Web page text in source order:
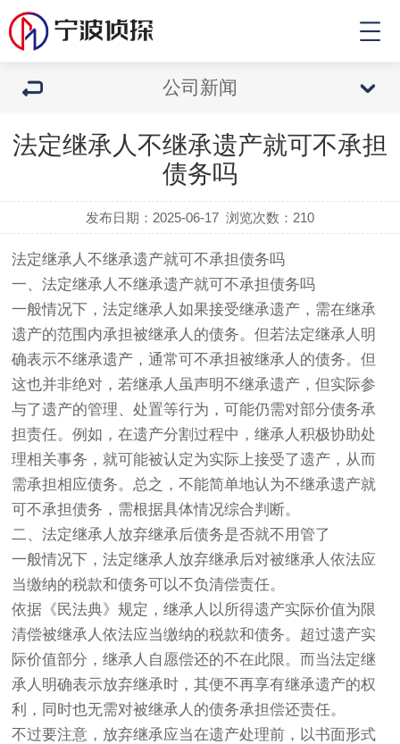
公司新闻
法定继承人不继承遗产就可不承担
债务吗
发布日期：2025-06-17 浏览次数： 210
法定继承人不继承遗产就可不承担债务吗
一、法定继承人不继承遗产就可不承担债务吗
一般情况下，法定继承人如果接受继承遗产，需在继承
遗产的范围内承担被继承人的债务。但若法定继承人明
确表示不继承遗产，通常可不承担被继承人的债务。但
这也并非绝对，若继承人虽声明不继承遗产，但实际参
与了遗产的管理、处置等行为，可能仍需对部分债务承
担责任。例如，在遗产分割过程中，继承人积极协助处
理相关事务，就可能被认定为实际上接受了遗产，从而
需承担相应债务。总之，不能简单地认为不继承遗产就
可不承担债务，需根据具体情况综合判断。
二、法定继承人放弃继承后债务是否就不用管了
一般情况下，法定继承人放弃继承后对被继承人依法应
当缴纳的税款和债务可以不负清偿责任。
依据《民法典》规定，继承人以所得遗产实际价值为限
清偿被继承人依法应当缴纳的税款和债务。超过遗产实
际价值部分，继承人自愿偿还的不在此限。而当法定继
承人明确表示放弃继承时，其便不再享有继承遗产的权
利，同时也无需对被继承人的债务承担偿还责任。
不过要注意，放弃继承应当在遗产处理前，以书面形式